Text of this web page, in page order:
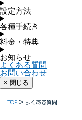
設定方法
各種手続き
料金・特典
お知らせ
よくある質問
お問い合わせ
× 閉じる
TOP よくある質問